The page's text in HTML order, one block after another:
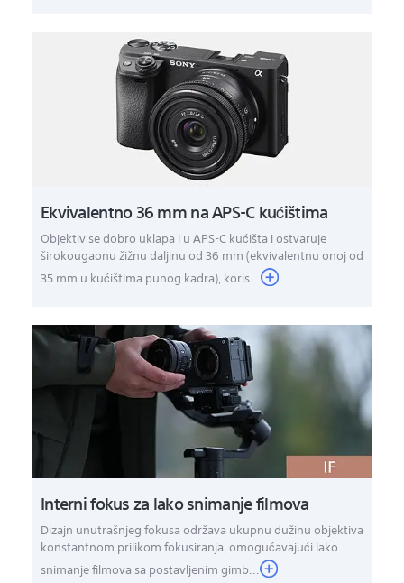
Ekvivalentno 36 mm na APS-C kućištima
Objektiv se dobro uklapa i u APS-C kućišta i ostvaruje
širokougaonu žižnu daljinu od 36 mm (ekvivalentnu onoj od
35 mm u kućištima punog kadra), koris...
Interni fokus za lako snimanje filmova
Dizajn unutrašnjeg fokusa održava ukupnu dužinu objektiva
konstantnom prilikom fokusiranja, omogućavajući lako
snimanje filmova sa postavljenim gimb...